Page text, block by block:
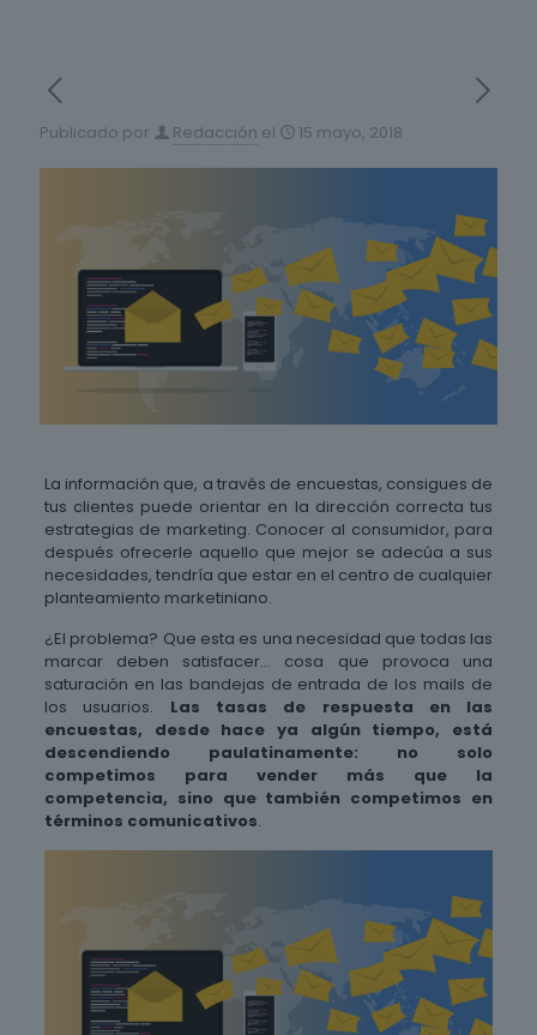
Publicado por Redacción el 15 mayo, 2018
La información que, a través de encuestas, consigues de
tus clientes puede orientar en la dirección correcta tus
estrategias de marketing. Conocer al consumidor, para
después ofrecerle aquello que mejor se adecúa a sus
necesidades, tendría que estar en el centro de cualquier
planteamiento marketiniano.
¿El problema? Que esta es una necesidad que todas las
marcar deben satisfacer… cosa que provoca una
saturación en las bandejas de entrada de los mails de
los usuarios. Las tasas de respuesta en las
encuestas, desde hace ya algún tiempo, está
descendiendo paulatinamente: no solo
competimos para vender más que la
competencia, sino que también competimos en
términos comunicativos.